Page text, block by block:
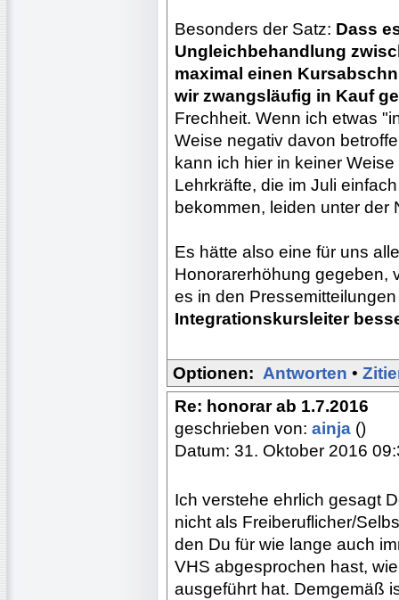
Besonders der Satz: Dass
Ungleichbehandlung
maximal einen
wir zwangsläufig in Kauf
Frechheit. Wenn ich etwas
Weise negativ davon
kann ich hier in keiner
Lehrkräfte, die im Juli
bekommen, leiden unter der
Es hätte also eine für uns
Honorarerhöhung gegeben,
es in den
Integrationskursleiter
Optionen: Antworten •
Re: honorar ab 1.7.2016
geschrieben von: ainja ()
Datum: 31. Oktober 2016
Ich verstehe ehrlich gesagt
nicht als Freiberuflicher/
den Du für wie lange auch
VHS abgesprochen hast,
ausgeführt hat. Demgemäß